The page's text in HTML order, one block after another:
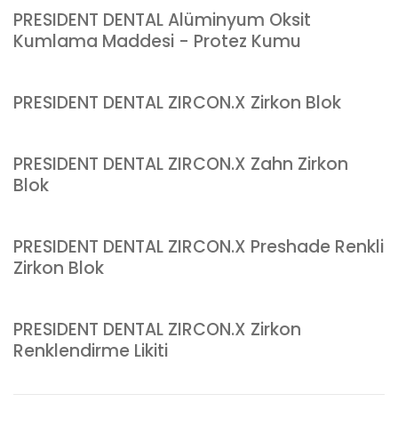
PRESIDENT DENTAL Alüminyum Oksit
Kumlama Maddesi - Protez Kumu
PRESIDENT DENTAL ZIRCON.X Zirkon Blok
PRESIDENT DENTAL ZIRCON.X Zahn Zirkon
Blok
PRESIDENT DENTAL ZIRCON.X Preshade Renkli
Zirkon Blok
PRESIDENT DENTAL ZIRCON.X Zirkon
Renklendirme Likiti